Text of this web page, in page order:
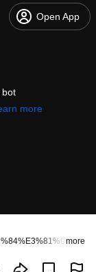
Open App
bot
more
more